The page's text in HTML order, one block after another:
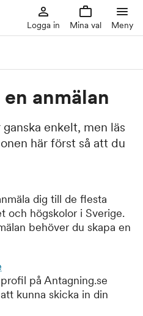
Logga in Mina val Meny
anmälan
enkelt, men läs
här först så att du
dig till de flesta
och högskolor i Sverige.
behöver du skapa en
på Antagning.se
kunna skicka in din